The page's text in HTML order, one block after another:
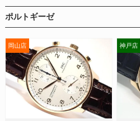
ポルトギーゼ
岡山店 神戸店